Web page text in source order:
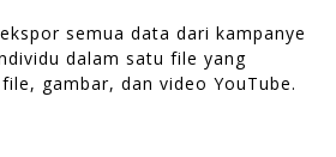
semua data dari kampanye
dalam satu file yang
gambar, dan video YouTube.